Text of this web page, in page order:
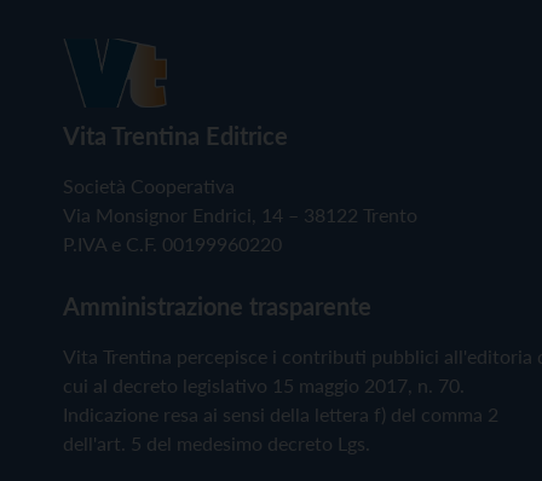
Vita Trentina Editrice
Società Cooperativa
Via Monsignor Endrici, 14 – 38122 Trento
P.IVA e C.F. 00199960220
Amministrazione trasparente
Vita Trentina percepisce i contributi pubblici all'editoria
cui al decreto legislativo 15 maggio 2017, n. 70.
Indicazione resa ai sensi della lettera f) del comma 2
dell'art. 5 del medesimo decreto Lgs.